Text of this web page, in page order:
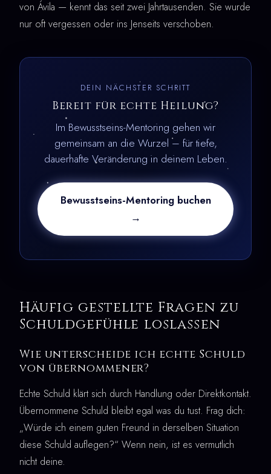
von Ávila — kennt das seit zwei Jahrtausenden. Sie wurde
nur oft vergessen oder ins Jenseits verschoben.
DEIN NÄCHSTER SCHRITT
Bereit für echte Heilung?
Im Bewusstseins-Mentoring gehen wir
gemeinsam an die Wurzel – für tiefe,
dauerhafte Veränderung in deinem Leben.
Bewusstseins-Mentoring buchen
→
Häufig gestellte Fragen zu
Schuldgefühle loslassen
Wie unterscheide ich echte Schuld
von übernommener?
Echte Schuld klärt sich durch Handlung oder Direktkontakt.
Übernommene Schuld bleibt egal was du tust. Frag dich:
„Würde ich einem guten Freund in derselben Situation
diese Schuld auflegen?“ Wenn nein, ist es vermutlich
nicht deine.